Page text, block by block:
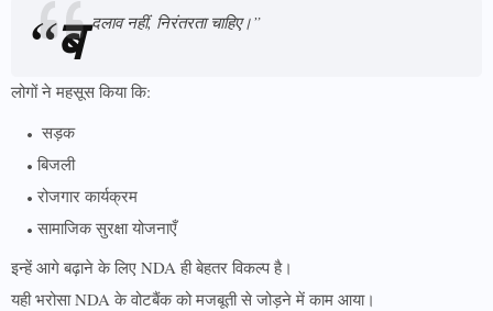
“ब दलाव नहीं, निरंतरता चाहिए।”
लोगों ने महसूस किया कि:
सड़क
बिजली
रोजगार कार्यक्रम
सामाजिक सुरक्षा योजनाएँ
इन्हें आगे बढ़ाने के लिए NDA ही बेहतर विकल्प है।
यही भरोसा NDA के वोटबैंक को मजबूती से जोड़ने में काम आया।